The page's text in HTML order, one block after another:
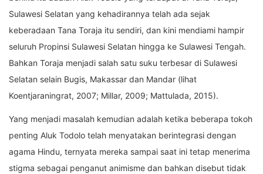
Sulawesi Selatan yang kehadirannya telah ada sejak
keberadaan Tana Toraja itu sendiri, dan kini mendiami hampir
seluruh Propinsi Sulawesi Selatan hingga ke Sulawesi Tengah.
Bahkan Toraja menjadi salah satu suku terbesar di Sulawesi
Selatan selain Bugis, Makassar dan Mandar (lihat
Koentjaraningrat, 2007; Millar, 2009; Mattulada, 2015).
Yang menjadi masalah kemudian adalah ketika beberapa tokoh
penting Aluk Todolo telah menyatakan berintegrasi dengan
agama Hindu, ternyata mereka sampai saat ini tetap menerima
stigma sebagai penganut animisme dan bahkan disebut tidak